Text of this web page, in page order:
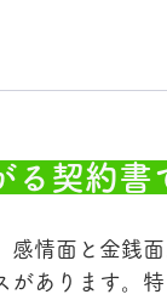
契約
感情面と金銭
があります。